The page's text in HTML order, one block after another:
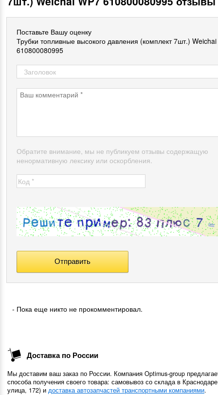
Поставьте Вашу оценку
Трубки топливные высокого давления (комплект 7шт.)
610800080995
Обратите внимание, мы не публикуем отзывы содержащую
ненормативную лексику или оскорбления.
- Пока еще никто не прокомментировал.
Доставка по России
Мы доставим ваш заказ по России. Компания Optimus-group
способа получения своего товара: самовывоз со склада в
улица, 172) и доставка автозапчастей транспортными компаниями.